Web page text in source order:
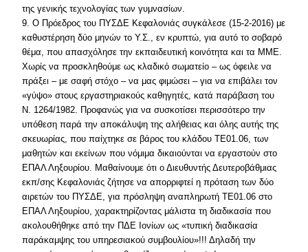
της γενικής τεχνολογίας των γυμνασίων.
9. Ο Πρόεδρος του ΠΥΣΔΕ Κεφαλονιάς συγκάλεσε (15-2-2016) με
καθυστέρηση δύο μηνών το Υ.Σ., εν κρυπτώ, για αυτό το σοβαρό
θέμα, που απασχόλησε την εκπαιδευτική κοινότητα και τα ΜΜΕ.
Χωρίς να προσκληθούμε ως κλαδικό σωματείο – ως όφειλε να
πράξει – με σαφή στόχο – να μας φιμώσει – για να επιβάλει τον
«γύψο» στους εργαστηριακούς καθηγητές, κατά παράβαση του
Ν. 1264/1982. Προφανώς για να συσκοτίσει περισσότερο την
υπόθεση παρά την αποκάλυψη της αλήθειας και όλης αυτής της
σκευωρίας, που παίχτηκε σε βάρος του κλάδου ΤΕ01.06, των
μαθητών και εκείνων που νόμιμα δικαιούνται να εργαστούν στο
ΕΠΑΛ Ληξουρίου. Μαθαίνουμε ότι ο Διευθυντής Δευτεροβάθμιας
εκπ/σης Κεφαλονιάς ζήτησε να απορριφτεί η πρόταση των δύο
αιρετών του ΠΥΣΔΕ, για πρόσληψη αναπληρωτή ΤΕ01.06 στο
ΕΠΑΛ Ληξουρίου, χαρακτηρίζοντας μάλιστα τη διαδικασία που
ακολουθήθηκε από την ΠΔΕ Ιονίων ως «τυπική διαδικασία
παράκαμψης του υπηρεσιακού συμβουλίου»!!! Δηλαδή την